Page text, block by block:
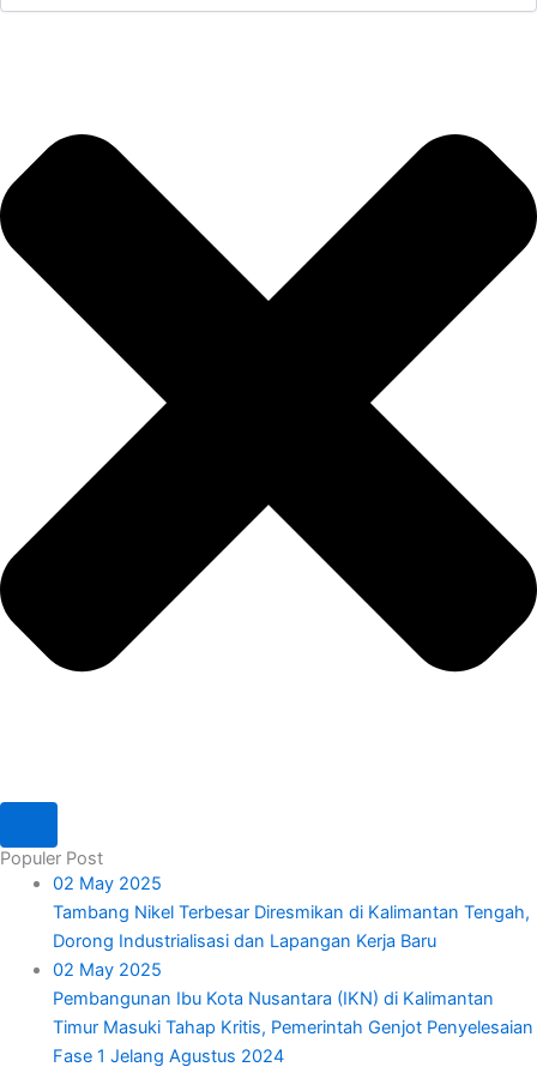
Populer Post
02 May 2025
Tambang Nikel Terbesar Diresmikan di Kalimantan Tengah,
Dorong Industrialisasi dan Lapangan Kerja Baru
02 May 2025
Pembangunan Ibu Kota Nusantara (IKN) di Kalimantan
Timur Masuki Tahap Kritis, Pemerintah Genjot Penyelesaian
Fase 1 Jelang Agustus 2024